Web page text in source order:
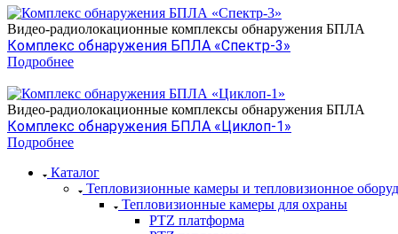
Видео-радиолокационные комплексы обнаружения БПЛА
Комплекс обнаружения БПЛА «Спектр-3»
Подробнее
Видео-радиолокационные комплексы обнаружения БПЛА
Комплекс обнаружения БПЛА «Циклоп-1»
Подробнее
Каталог
Тепловизионные камеры и тепловизионное
Тепловизионные камеры для охраны
PTZ платформа